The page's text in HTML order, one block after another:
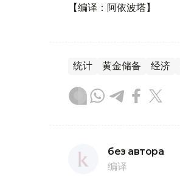
【编译：阿依波塔】
统计 黄金储备 经济
без автора
编译